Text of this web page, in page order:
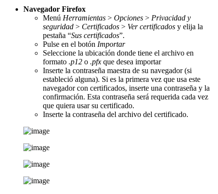
Navegador Firefox
Menú Herramientas > Opciones > Privacidad y
seguridad > Certificados > Ver certificados y elija la
pestaña “Sus certificados”.
Pulse en el botón Importar
Seleccione la ubicación donde tiene el archivo en
formato .p12 o .pfx que desea importar
Inserte la contraseña maestra de su navegador (si
estableció alguna). Si es la primera vez que usa este
navegador con certificados, inserte una contraseña y la
confirmación. Esta contraseña será requerida cada vez
que quiera usar su certificado.
Inserte la contraseña del archivo del certificado.